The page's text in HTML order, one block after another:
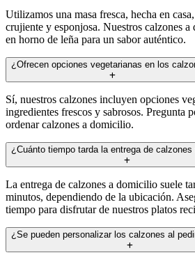
Utilizamos una masa fresca, hecha en
crujiente y esponjosa. Nuestros calzones
en horno de leña para un sabor auténtico.
¿Ofrecen opciones vegetarianas en los
Sí, nuestros calzones incluyen opciones
ingredientes frescos y sabrosos. Pregunta
ordenar calzones a domicilio.
¿Cuánto tiempo tarda la entrega de
La entrega de calzones a domicilio suele
minutos, dependiendo de la ubicación.
tiempo para disfrutar de nuestros platos
¿Se pueden personalizar los calzones al